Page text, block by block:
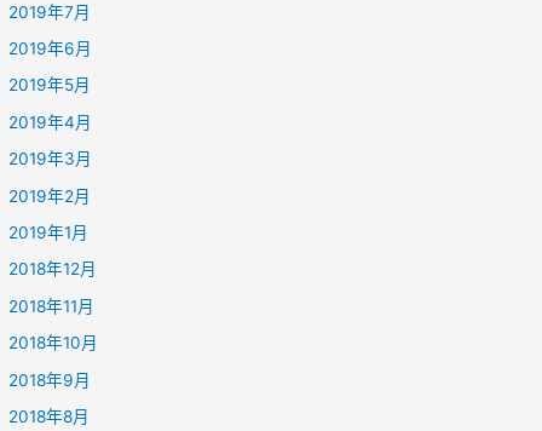
2019年7月
2019年6月
2019年5月
2019年4月
2019年3月
2019年2月
2019年1月
2018年12月
2018年11月
2018年10月
2018年9月
2018年8月